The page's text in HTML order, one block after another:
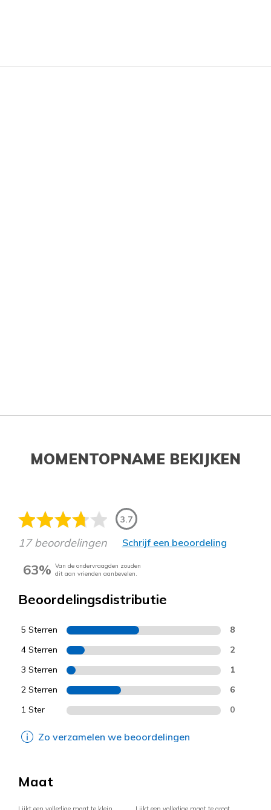
MOMENTOPNAME BEKIJKEN
3.7
17 beoordelingen Schrijf een beoordeling
63% Van de ondervraagden zouden
dit aan vrienden aanbevelen.
Beoordelingsdistributie
5 Sterren 8
4 Sterren 2
3 Sterren 1
2 Sterren 6
1 Ster 0
Zo verzamelen we beoordelingen
Maat